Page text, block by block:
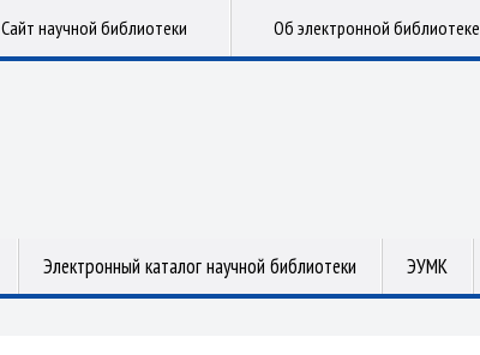
Сайт научной библиотеки Об электронной библиотеке
Электронный каталог научной библиотеки ЭУМК